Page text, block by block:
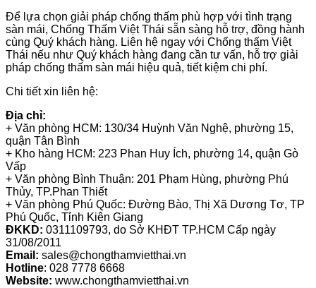
Để lựa chọn giải pháp chống thấm phù hợp với tình trạng
sàn mái, Chống Thấm Việt Thái sẵn sàng hỗ trợ, đồng hành
cùng Quý khách hàng. Liên hệ ngay với Chống thấm Việt
Thái nếu như Quý khách hàng đang cần tư vấn, hỗ trợ giải
pháp chống thấm sàn mái hiệu quả, tiết kiệm chi phí.
Chi tiết xin liên hệ:
Địa chỉ:
+ Văn phòng HCM: 130/34 Huỳnh Văn Nghệ, phường 15,
quận Tân Bình
+ Kho hàng HCM: 223 Phan Huy Ích, phường 14, quận Gò
Vấp
+ Văn phòng Bình Thuận: 201 Phạm Hùng, phường Phú
Thủy, TP.Phan Thiết
+ Văn phòng Phú Quốc: Đường Bào, Thị Xã Dương Tơ, TP
Phú Quốc, Tỉnh Kiên Giang
ĐKKD: 0311109793, do Sở KHĐT TP.HCM Cấp ngày
31/08/2011
Email: sales@chongthamvietthai.vn
Hotline: 028 7778 6668
Website: www.chongthamvietthai.vn